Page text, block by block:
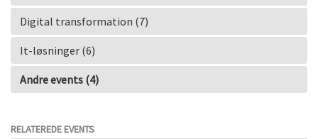
Digital transformation (7)
It-løsninger (6)
Andre events (4)
RELATEREDE EVENTS